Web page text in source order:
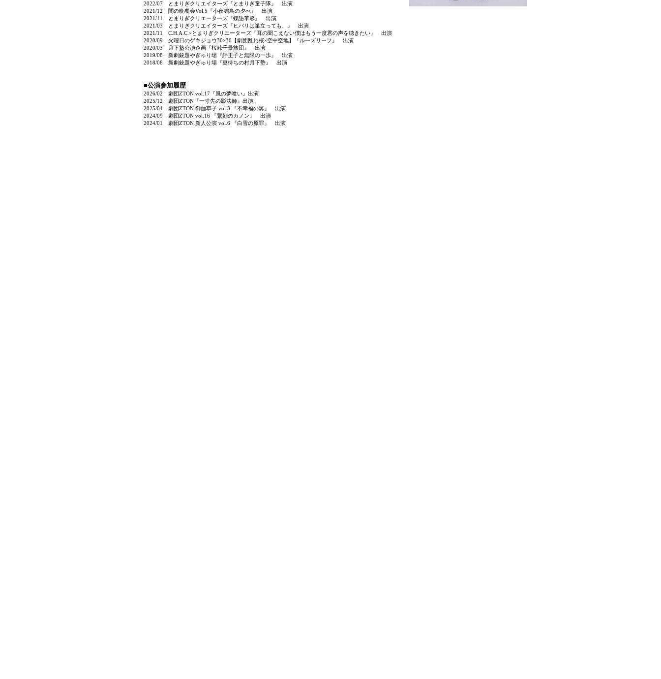
2022/07 とまりぎクリエイターズ『とまりぎ童子隊』 出演
2021/12 闇の晩餐会Vol.5『小夜鳴鳥の夕べ』 出演
2021/11 とまりぎクリエーターズ『蝶語華馨』 出演
2021/03 とまりぎクリエイターズ『ヒバリは巣立っても、』 出演
2021/11 C.H.A.C.×とまりぎクリエーターズ『耳の聞こえない僕はもう一度君の声を聴きたい』 出演
2020/09 火曜日のゲキジョウ30×30【劇団乱れ桜×空中空地】『ルーズリーフ』 出演
2020/03 月下塾公演企画『桜峠千景旅団』 出演
2019/08 新劇銃題やぎゅり場『絆王子と無限の一歩』 出演
2018/08 新劇銃題やぎゅり場『更待ちの村月下塾』 出演
■公演参加履歴
2026/02 劇団ZTON vol.17『風の夢喰い』出演
2025/12 劇団ZTON『一寸先の影法師』出演
2025/04 劇団ZTON 御伽草子 vol.3 『不幸福の翼』 出演
2024/09 劇団ZTON vol.16 『繋刻のカノン』 出演
2024/01 劇団ZTON 新人公演 vol.6 『白雪の原罪』 出演